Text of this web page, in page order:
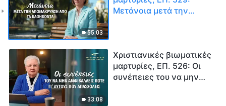
55:03
Μετάνοια μετά την
33:08
Χριστιανικές βιωματικές
μαρτυρίες, ΕΠ. 526: Οι
συνέπειες του να μην